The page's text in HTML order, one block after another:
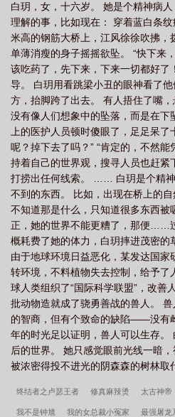
费 未来兽世买来的媳妇不生崽全文阅读
生崽 白头梦未删减 未来兽世买来的媳妇不
不生崽类似 未来兽世买来的媳妇不生崽男
趣阁 未来兽世买来的媳妇不生崽 不生
崽作者白头梦 不生崽漫画 未来兽世买
白玥，女，十六岁。 她是个精神病
理解的事，比如现在： 穿着蓝白条
米高的钢筋大桥上，江风徐徐吹拂，
单薄消瘦的身子摇摇欲坠。 “快下来
该吃药了，先下来，下来一切都好了
导。 白玥用看跳梁小丑的眼神看了
方，抬脚跨了出去。 有人捂住了嘴
没有像人们想象中的坠落，而是在下
上的医护人员顿时傻眼了，足足呆
呢？掉下去了吗？” “肯定的，不然
持着自己的世界观，搜寻人员也赶紧
打捞出任何线索。 …… 白玥是个精
不到的东西。 比如，出现在桥上的
不知道那是什么，只知道很多东西被
正，她的世界不能更糟了，那便……
概耗费了她的体力，白玥摔进茂密
由于地球环境日益恶化，某发达国家
转环境，不料植物失去控制，给予了
球人类组织了“国际科学联盟”，改善
批动物造就成了骁勇善战的兽人。
的智商，但有个致命的缺陷——没有
年的时光足以证明，兽人可以生存。
后的世界。 她只感觉眼前光线一暗
被浓密得投不进光的阴森森的树林取
终结者之卢瑟王者 修真麻辣烫 太古神帝
我不是钟馗 我的女总裁小冤家 最强屠龙